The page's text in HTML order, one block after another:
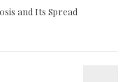
and Its Spread